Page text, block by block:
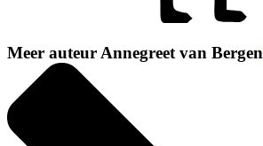
Meer auteur Annegreet van Bergen